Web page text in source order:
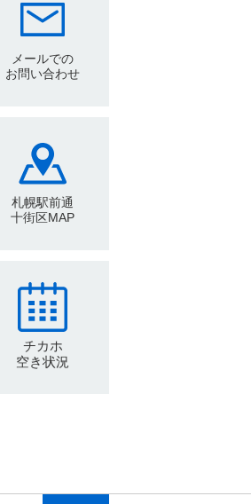
メールでの
お問い合わせ
札幌駅前通
十街区MAP
チカホ
空き状況